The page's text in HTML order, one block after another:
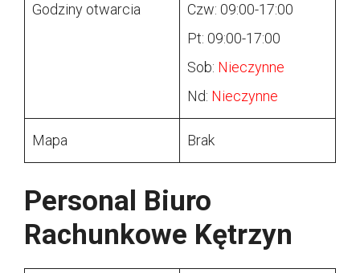
Godziny otwarcia
Czw: 09:00-17:00
Pt: 09:00-17:00
Sob: Nieczynne
Nd: Nieczynne
Mapa Brak
Personal Biuro
Rachunkowe Kętrzyn